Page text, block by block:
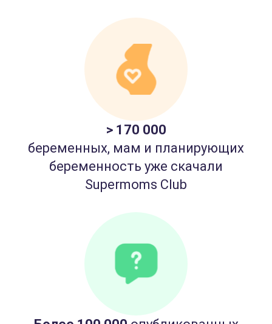
> 170 000
беременных, мам и планирующих
беременность уже скачали
Supermoms Club